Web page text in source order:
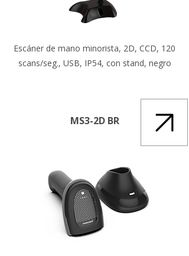
Escáner de mano minorista, 2D, CCD, 120
scans/seg., USB, IP54, con stand, negro
MS3-2D BR